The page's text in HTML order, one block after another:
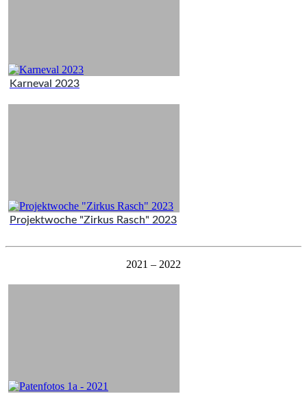
Karneval 2023
Projektwoche "Zirkus Rasch" 2023
2021 – 2022